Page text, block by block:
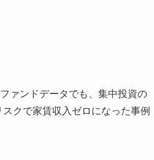
ァンドデータでも、集中投資の
クで家賃収入ゼロになった事例